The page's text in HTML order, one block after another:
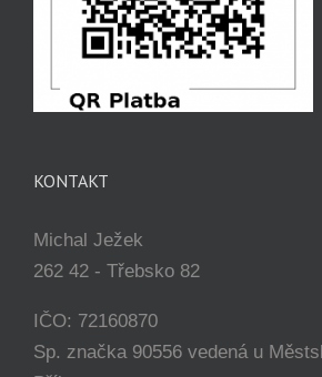
KONTAKT
Michal Ježek
262 42 - Třebsko 82
IČO: 72160870
Sp. značka 90556 vedená u